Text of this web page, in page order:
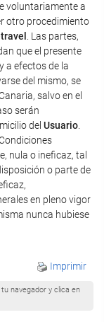
voluntariamente a
otro procedimiento
. Las partes,
que el presente
a efectos de la
del mismo, se
salvo en el
serán
del Usuario
nula o ineficaz, tal
o parte de
en pleno vigor
nunca hubiese
Imprimir
navegador y clica en